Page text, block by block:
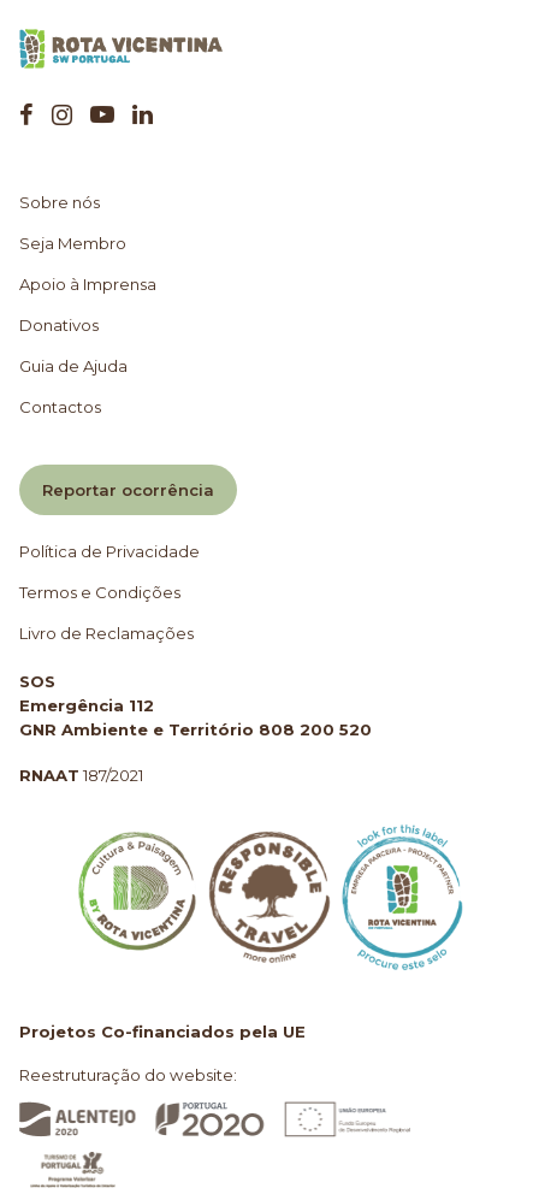
Sobre nós
Seja Membro
Apoio à Imprensa
Donativos
Guia de Ajuda
Contactos
Reportar ocorrência
Política de Privacidade
Termos e Condições
Livro de Reclamações
SOS
Emergência 112
GNR Ambiente e Território 808 200 520
RNAAT 187/2021
Projetos Co-financiados pela UE
Reestruturação do website: